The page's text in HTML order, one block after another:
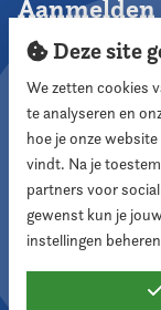
Aanmelden
Volg ons
Deze site
We zetten cookies
te analyseren en
hoe je onze
vindt. Na je
partners voor
gewenst kun je
instellingen